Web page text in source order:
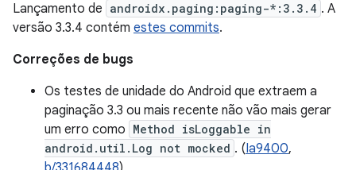
Lançamento de androidx.paging:paging-*:3.3.4 . A
versão 3.3.4 contém estes commits.
Correções de bugs
Os testes de unidade do Android que extraem a
paginação 3.3 ou mais recente não vão mais gerar
um erro como Method isLoggable in
android.util.Log not mocked . (Ia9400,